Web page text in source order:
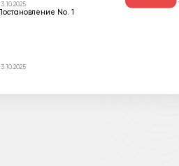
13.10.2025
Постановление No. 1
13.10.2025